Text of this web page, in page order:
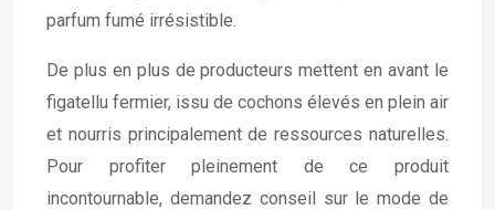
parfum fumé irrésistible.
De plus en plus de producteurs mettent en avant le
figatellu fermier, issu de cochons élevés en plein air
et nourris principalement de ressources naturelles.
Pour profiter pleinement de ce produit
incontournable, demandez conseil sur le mode de